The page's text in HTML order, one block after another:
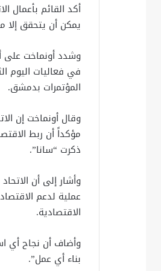
أكد القائم بأعمال
يمكن أن يتحقق إلا
وشدد أونماخت على
في فعاليات اليوم
المؤتمرات بدمشق.
وقال أونماخت إن
مؤكداً أن ربط
ذكرت “سانا”.
وأشار إلى أن
عملية لدعم
الاقتصادية.
وأضاف أن نجاح أي
بناء أي عمل”.